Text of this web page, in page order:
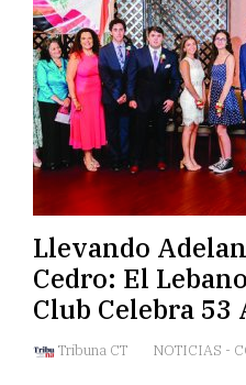
Llevando
Cedro: El
Club Celebra 53
Tribuna CT NOTICIAS -